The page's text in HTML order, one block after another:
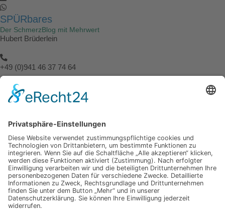
SPÜRbares
Der SchmerzBlog mit Mehrwert
Hubert Brüderlein
+49 (0)941 46 37 74 64
info@spuerbares.hubert-bruderlein.com
SPÜRbares
Hauptseite
Impressum
Datenschutz
Hauptseite
Impressum
Datenschutz